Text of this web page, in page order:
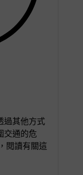
過其他方式
交通的危
閱讀有關這